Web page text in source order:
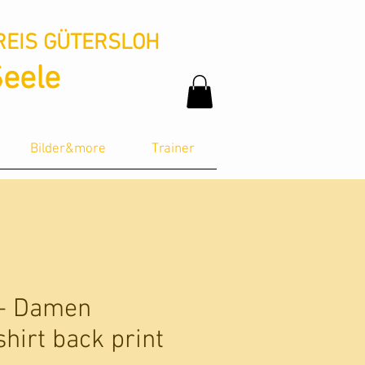
GÜTERSLOH
Bilder&more Trainer
Damen
back print